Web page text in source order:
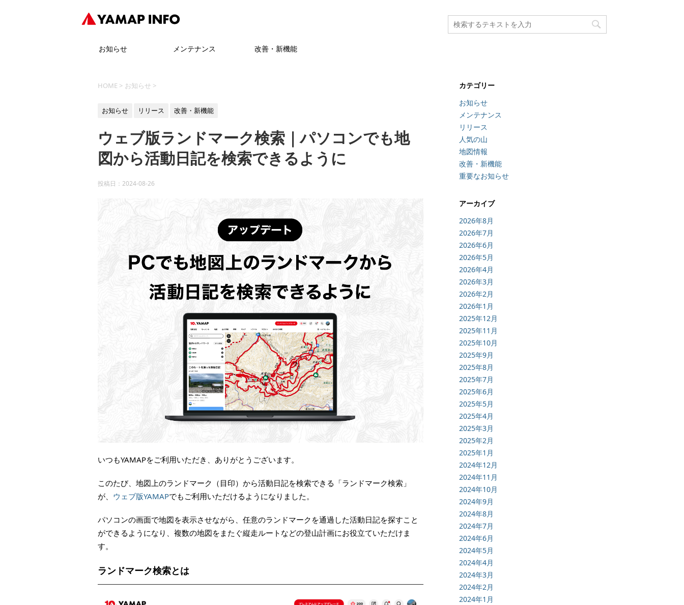
お知らせ メンテナンス 改善・新機能
HOME > お知らせ >
お知らせ リリース 改善・新機能
ウェブ版ランドマーク検索｜パソコンでも地
図から活動日記を検索できるように
投稿日： 2024-08-26
いつもYAMAPをご利用いただき、ありがとうございます。
このたび、地図上のランドマーク（目印）から活動日記を検索できる「ランドマーク検索」
が、 ウェブ版YAMAPでもご利用いただけるようになりました。
パソコンの画面で地図を表示させながら、任意のランドマークを通過した活動日記を探すこと
ができるようになり、複数の地図をまたぐ縦走ルートなどの登山計画にお役立ていただけま
す。
ランドマーク検索とは
カテゴリー
お知らせ
メンテナンス
リリース
人気の山
地図情報
改善・新機能
重要なお知らせ
アーカイブ
2026年8月
2026年7月
2026年6月
2026年5月
2026年4月
2026年3月
2026年2月
2026年1月
2025年12月
2025年11月
2025年10月
2025年9月
2025年8月
2025年7月
2025年6月
2025年5月
2025年4月
2025年3月
2025年2月
2025年1月
2024年12月
2024年11月
2024年10月
2024年9月
2024年8月
2024年7月
2024年6月
2024年5月
2024年4月
2024年3月
2024年2月
2024年1月